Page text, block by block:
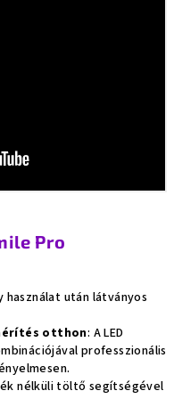
Pro
használat után látványos
otthon: A LED
professzionális
nélküli töltő segítségével